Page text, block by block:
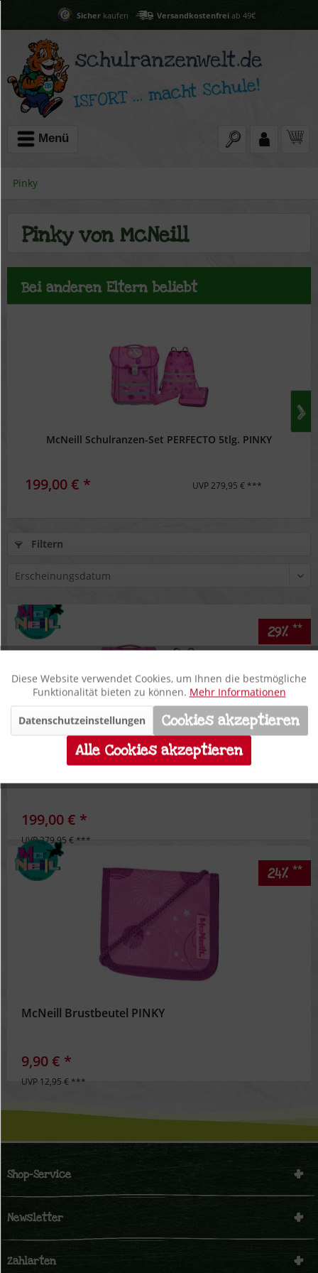
Sicherkaufen Versandkostenfreiab 49€
Menü
Pinky
Pinky von McNeill
Bei anderen Eltern beliebt
McNeill Schulranzen-Set PERFECTO 5tlg. PINKY
199,00 € * UVP 279,95 € ***
Filtern
29% **
199,00 € *
UVP 279,95 € ***
24% **
McNeill Brustbeutel PINKY
9,90 € *
UVP 12,95 € ***
Shop-Service
Newsletter
Zahlarten
Funktionale Aktiv
Marketing Inaktiv
Inaktiv
Service
Diese Website verwendet Cookies, um Ihnen die bestmögliche
Funktionalität bieten zu können. Mehr Informationen
Datenschutzeinstellungen
Cookies akzeptieren
Alle Cookies akzeptieren